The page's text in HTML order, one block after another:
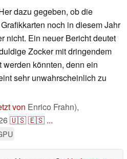
dazu gegeben, ob die
noch in diesem Jahr
nicht. Ein neuer Bericht deutet
Zocker mit dringendem
könnten, denn ein
sehr unwahrscheinlich zu
von Enrico Frahn),
🇺🇸🇪🇸 ...